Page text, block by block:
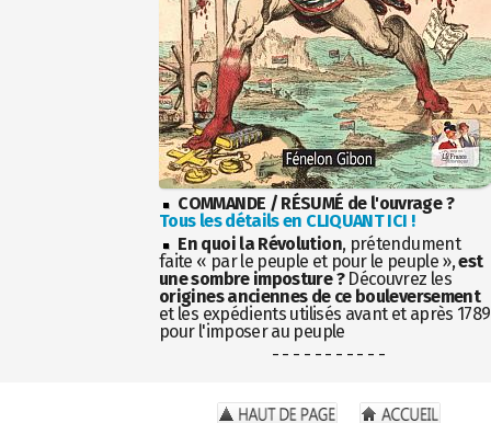
COMMANDE / RÉSUMÉ de l'ouvrage ?
Tous les détails en CLIQUANT ICI !
En quoi la Révolution, prétendument
faite « par le peuple et pour le peuple »,est
une sombre imposture ?Découvrez les
origines anciennes de ce bouleversement
et les expédients utilisés avant et après 1789
pour l'imposer au peuple
- - - - - - - - - - -